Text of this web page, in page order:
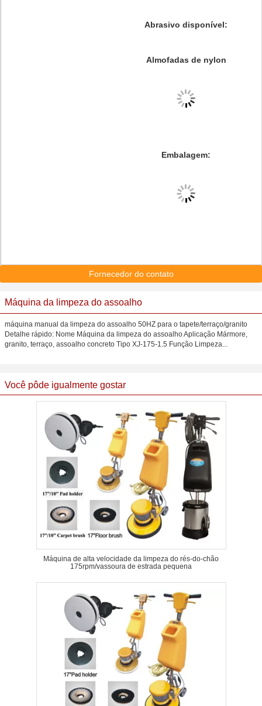
Abrasivo disponível:
Almofadas de nylon
Embalagem:
Fornecedor do contato
Máquina da limpeza do assoalho
máquina manual da limpeza do assoalho 50HZ para o tapete/terraço/granito
Detalhe rápido: Nome Máquina da limpeza do assoalho Aplicação Mármore,
granito, terraço, assoalho concreto Tipo XJ-175-1.5 Função Limpeza...
Você pôde igualmente gostar
Máquina de alta velocidade da limpeza do rés-do-chão
175rpm/vassoura de estrada pequena